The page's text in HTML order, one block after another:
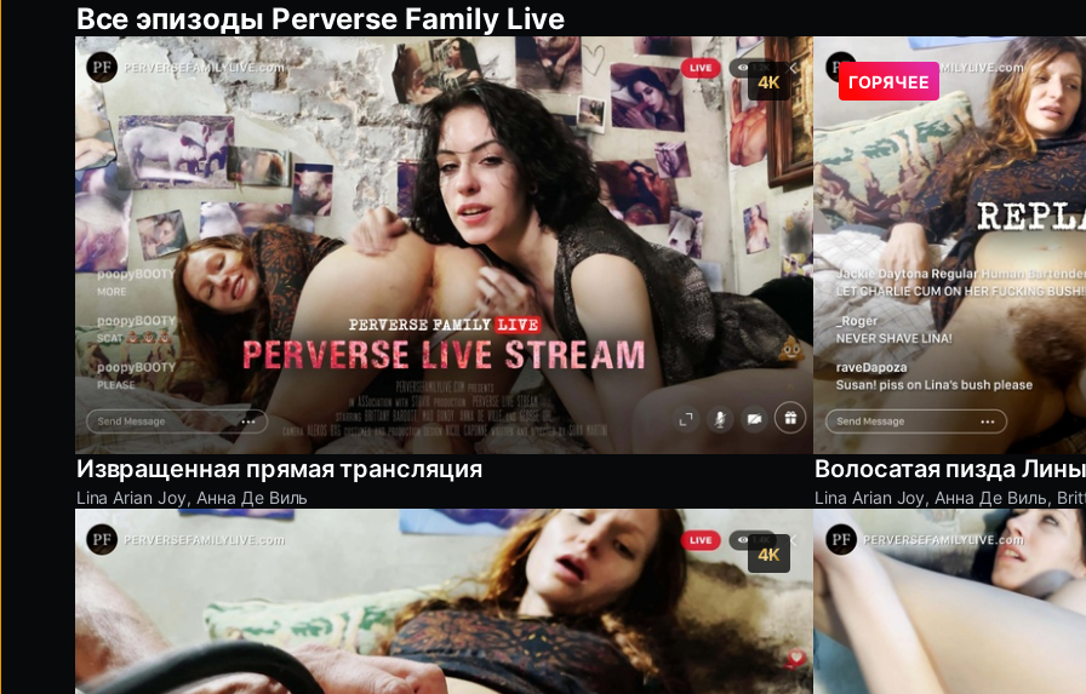
Все эпизоды Perverse Family Live
Извращенная прямая трансляция
Lina Arian Joy, Анна Де Виль
4K
Волосатая пизда Лины
Lina Arian Joy, Анна Де Виль,
ГОРЯЧЕЕ
4K